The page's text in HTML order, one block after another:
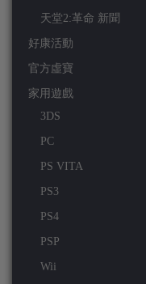
天堂2:革命 新聞
好康活動
官方虛寶
家用遊戲
3DS
PC
PS VITA
PS3
PS4
PSP
Wii